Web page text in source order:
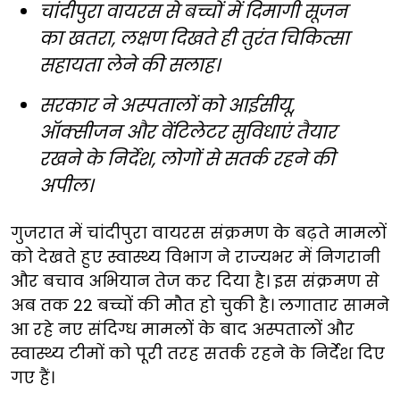
चांदीपुरा वायरस से बच्चों में दिमागी सूजन
का खतरा, लक्षण दिखते ही तुरंत चिकित्सा
सहायता लेने की सलाह।
सरकार ने अस्पतालों को आईसीयू,
ऑक्सीजन और वेंटिलेटर सुविधाएं तैयार
रखने के निर्देश, लोगों से सतर्क रहने की
अपील।
गुजरात में चांदीपुरा वायरस संक्रमण के बढ़ते मामलों
को देखते हुए स्वास्थ्य विभाग ने राज्यभर में निगरानी
और बचाव अभियान तेज कर दिया है। इस संक्रमण से
अब तक 22 बच्चों की मौत हो चुकी है। लगातार सामने
आ रहे नए संदिग्ध मामलों के बाद अस्पतालों और
स्वास्थ्य टीमों को पूरी तरह सतर्क रहने के निर्देश दिए
गए हैं।